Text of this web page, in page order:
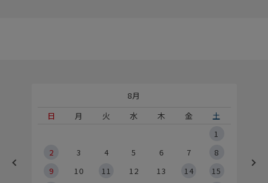
8月
日
月 火 水 木 金
土
1
2
3 4 5 6 7
8
9
10 11 12 13 14
15